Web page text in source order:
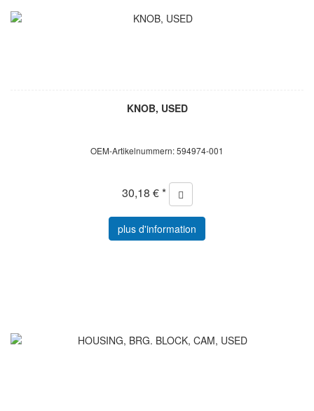
KNOB, USED
OEM-Artikelnummern: 594974-001
30,18 € *
plus d'information